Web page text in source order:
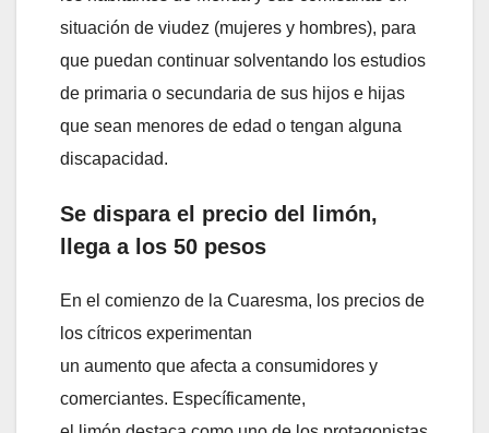
situación de viudez (mujeres y hombres), para
que puedan continuar solventando los estudios
de primaria o secundaria de sus hijos e hijas
que sean menores de edad o tengan alguna
discapacidad.
Se dispara el precio del limón,
llega a los 50 pesos
En el comienzo de la Cuaresma, los precios de
los cítricos experimentan
un aumento que afecta a consumidores y
comerciantes. Específicamente,